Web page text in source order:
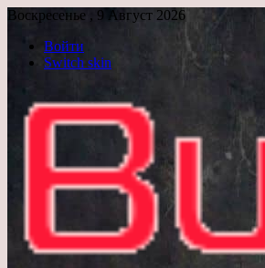
Воскресенье , 9 Август 2026
Войти
Switch skin